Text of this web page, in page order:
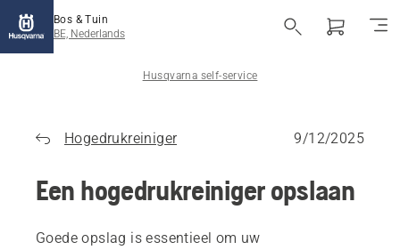
Bos & Tuin
BE, Nederlands
Husqvarna self-service
Hogedrukreiniger 9/12/2025
Een hogedrukreiniger opslaan
Goede opslag is essentieel om uw